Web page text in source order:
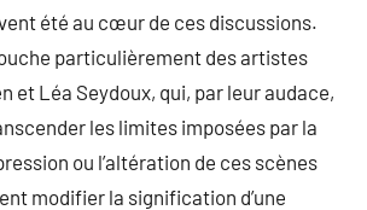
été au cœur de ces discussions.
particulièrement des artistes
et Léa Seydoux, qui, par leur audace,
les limites imposées par la
ou l’altération de ces scènes
modifier la signification d’une